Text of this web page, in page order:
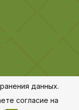
данных.
согласие на